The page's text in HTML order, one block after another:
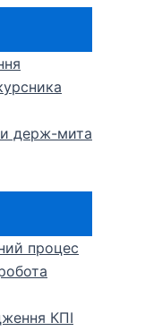
держ-мита
процес
КПІ